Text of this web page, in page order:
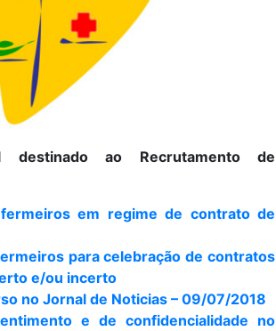
destinado ao Recrutamento de
em regime de contrato de
para celebração de contratos
e/ou incerto
no Jornal de Noticias – 09/07/2018
e de confidencialidade no